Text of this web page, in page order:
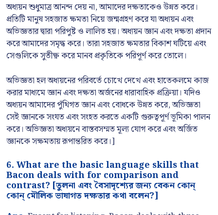
অধ্যয়ন শুধুমাত্র আনন্দ দেয় না, আমাদের দক্ষতাকেও উন্নত করে।
প্রতিটি মানুষ সহজাত ক্ষমতা নিয়ে জন্মগ্রহণ করে যা অধ্যয়ন এবং
অভিজ্ঞতার দ্বারা পরিপুষ্ট ও লালিত হয়। অধ্যয়ন জ্ঞান এবং দক্ষতা প্রদান
করে আমাদের সমৃদ্ধ করে। তারা সহজাত ক্ষমতার বিকাশ ঘটিয়ে এবং
সেগুলিকে সুতীক্ষ্ণ করে মানব প্রকৃতিকে পরিপূর্ণ করে তোলে।
অভিজ্ঞতা হল অধ্যয়নের পরিবর্তে চোখে দেখে এবং হাতেকলমে কাজ
করার মাধ্যমে জ্ঞান এবং দক্ষতা অর্জনের ধারাবাহিক প্রক্রিয়া। যদিও
অধ্যয়ন আমাদের পুঁথিগত জ্ঞান এবং বোধকে উন্নত করে, অভিজ্ঞতা
সেই জ্ঞানকে সংযত এবং সংহত করতে একটি গুরুত্বপূর্ণ ভূমিকা পালন
করে। অভিজ্ঞতা অধ্যয়নে বাস্তবসম্মত মূল্য যোগ করে এবং অর্জিত
জ্ঞানকে সক্ষমতায় রূপান্তরিত করে।]
6. What are the basic language skills that
Bacon deals with for comparison and
contrast? [তুলনা এবং বৈসাদৃশ্যের জন্য বেকন কোন্
কোন্ মৌলিক ভাষাগত দক্ষতার কথা বলেন?]